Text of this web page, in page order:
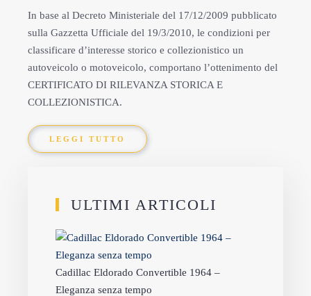
In base al Decreto Ministeriale del 17/12/2009 pubblicato
sulla Gazzetta Ufficiale del 19/3/2010, le condizioni per
classificare d’interesse storico e collezionistico un
autoveicolo o motoveicolo, comportano l’ottenimento del
CERTIFICATO DI RILEVANZA STORICA E
COLLEZIONISTICA.
LEGGI TUTTO
ULTIMI ARTICOLI
Cadillac Eldorado Convertible 1964 –
Eleganza senza tempo